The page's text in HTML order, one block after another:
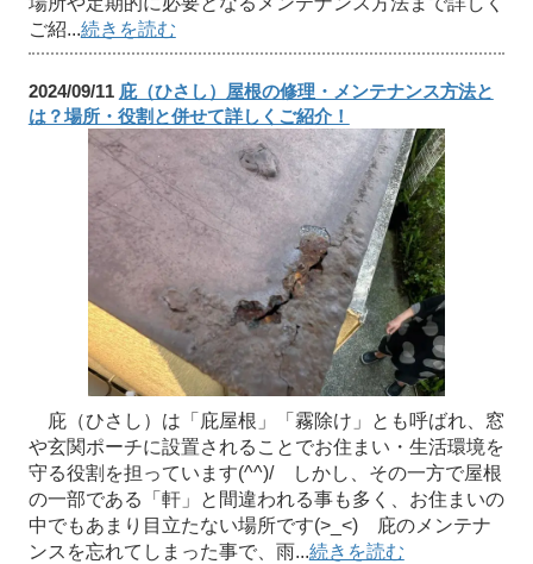
ご紹...続きを読む
2024/09/11 庇（ひさし）屋根の修理・メンテナンス方法と
は？場所・役割と併せて詳しくご紹介！
庇（ひさし）は「庇屋根」「霧除け」とも呼ばれ、窓
や玄関ポーチに設置されることでお住まい・生活環境を
守る役割を担っています(^^)/ しかし、その一方で屋根
の一部である「軒」と間違われる事も多く、お住まいの
中でもあまり目立たない場所です(>_<) 庇のメンテナ
ンスを忘れてしまった事で、雨...続きを読む